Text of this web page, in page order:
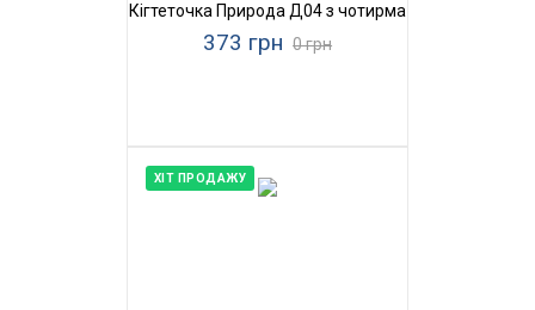
Кігтеточка Природа Д04 з чотирма бубонами
373 грн 0 грн
ХІТ ПРОДАЖУ